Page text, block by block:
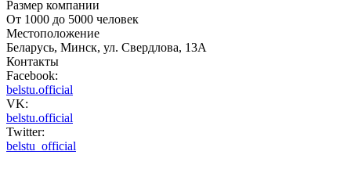
Размер компании
От 1000 до 5000 человек
Местоположение
Беларусь, Минск, ул. Свердлова, 13А
Контакты
Facebook:
belstu.official
VK:
belstu.official
Twitter:
belstu_official